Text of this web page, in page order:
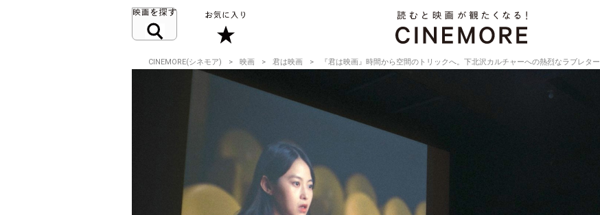
CINEMORE(シネモア) 映画 君は映画 『君は映画』時間から空間のトリックへ。下北沢カルチャーへの熱烈なラブレター